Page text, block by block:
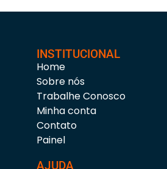
INSTITUCIONAL
Home
Sobre nós
Trabalhe Conosco
Minha conta
Contato
Painel
AJUDA